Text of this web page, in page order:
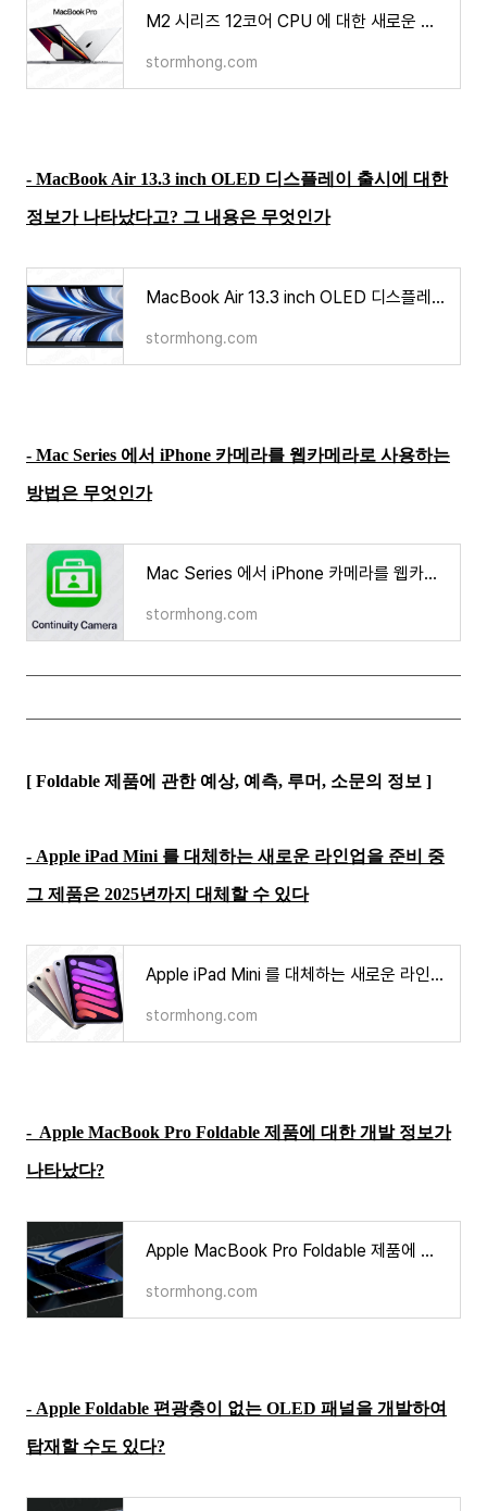
M2 시리즈 12코어 CPU 에 대한 새로운 성능 향상 및 이에 대한 정보가 나타났다
stormhong.com
- MacBook Air 13.3 inch OLED 디스플레이 출시에 대한
정보가 나타났다고? 그 내용은 무엇인가
MacBook Air 13.3 inch OLED 디스플레이 출시에 대한 정보가 나타났다고? 그 내용은 무엇인가?
stormhong.com
- Mac Series 에서 iPhone 카메라를 웹카메라로 사용하는
방법은 무엇인가
Mac Series 에서 iPhone 카메라를 웹카메라로 사용하는 방법은 무엇인가?
stormhong.com
[ Foldable 제품에 관한 예상, 예측, 루머, 소문의 정보 ]
- Apple iPad Mini 를 대체하는 새로운 라인업을 준비 중
그 제품은 2025년까지 대체할 수 있다
Apple iPad Mini 를 대체하는 새로운 라인업을 준비 중 그 제품은 2025년까지 대체할 수 있다?
stormhong.com
- Apple MacBook Pro Foldable 제품에 대한 개발 정보가
나타났다?
Apple MacBook Pro Foldable 제품에 대한 개발 정보가 나타났다?
stormhong.com
- Apple Foldable 편광층이 없는 OLED 패널을 개발하여
탑재할 수도 있다?